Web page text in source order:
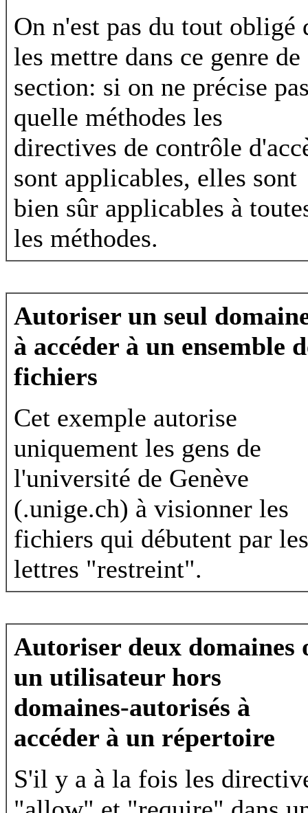
On n'est pas du tout obligé
les mettre dans ce genre de
section: si on ne précise
quelle méthodes les
directives de contrôle
sont applicables, elles sont
bien sûr applicables à
les méthodes.
Autoriser un seul
à accéder à un ensemble
fichiers
Cet exemple autorise
uniquement les gens de
l'université de Genève
(.unige.ch) à visionner les
fichiers qui débutent par les
lettres "restreint".
Autoriser deux domaines
un utilisateur hors
domaines-autorisés à
accéder à un répertoire
S'il y a à la fois les